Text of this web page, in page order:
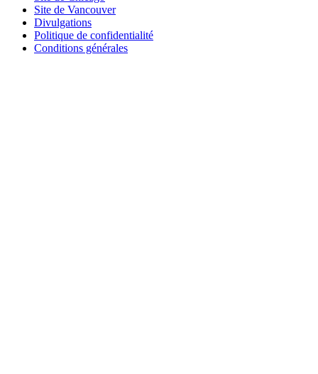
Site de Vancouver
Divulgations
Politique de confidentialité
Conditions générales